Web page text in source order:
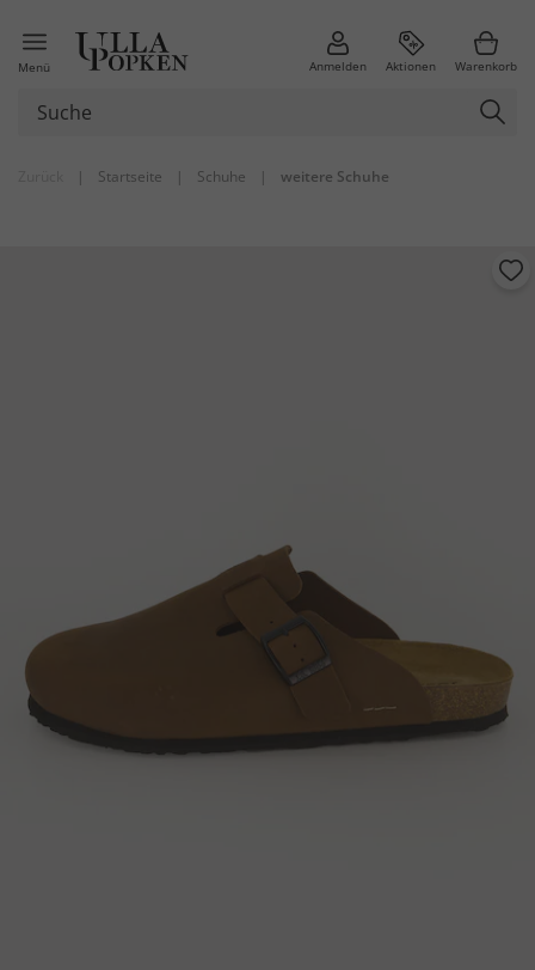
Menü Anmelden Aktionen Warenkorb
| Startseite | Schuhe | weitere Schuhe